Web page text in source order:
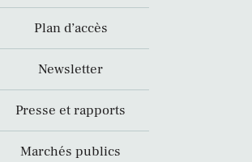
Plan d’accès
Newsletter
Presse et rapports
Marchés publics